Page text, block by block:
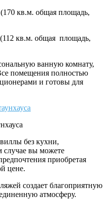
кв.м. общая площадь,
кв.м. общая площадь,
ванную комнату,
помещения полностью
и готовы для
без кухни,
случае вы можете
приобретая
цене.
создает благоприятную
атмосферу.